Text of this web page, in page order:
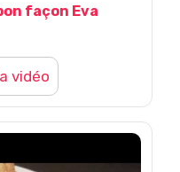
façon Eva
vidéo